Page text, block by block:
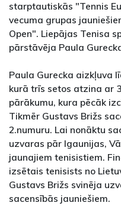
starptautiskās "Tennis
vecuma grupas
Open". Liepājas Tenisa
pārstāvēja Paula
Paula Gurecka aizkļuva
kurā trīs setos atzina ar
pārākumu, kura pēcāk
Tikmēr Gustavs Brižs
2.numuru. Lai nonāktu
uzvaras pār Igaunijas,
jaunajiem tenisistiem.
izsētais tenisists no
Gustavs Brižs svinēja
sacensībās jauniešiem.